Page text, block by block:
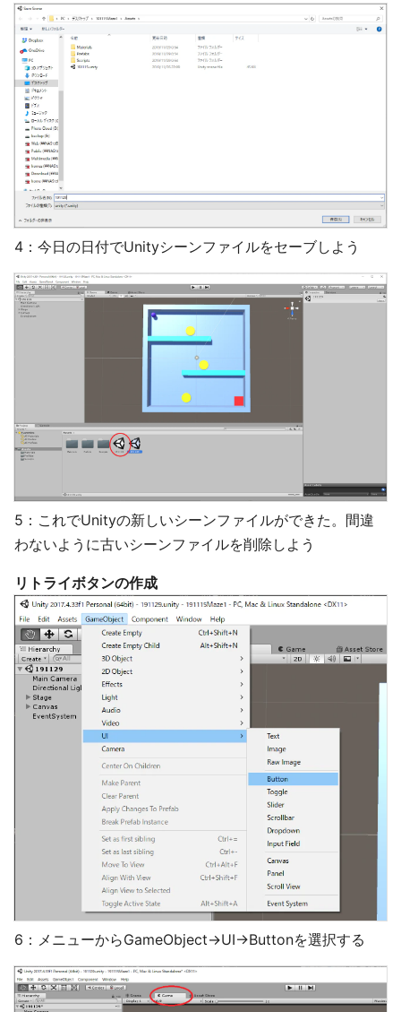
4：今日の日付でUnityシーンファイルをセーブしよう
5：これでUnityの新しいシーンファイルができた。間違
わないように古いシーンファイルを削除しよう
リトライボタンの作成
6：メニューからGameObject→UI→Buttonを選択する